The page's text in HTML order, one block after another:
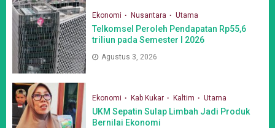
Ekonomi Nusantara Utama
Telkomsel Peroleh Pendapatan Rp55,6
triliun pada Semester I 2026
Agustus 3, 2026
Ekonomi Kab Kukar Kaltim Utama
UKM Sepatin Sulap Limbah Jadi Produk
Bernilai Ekonomi